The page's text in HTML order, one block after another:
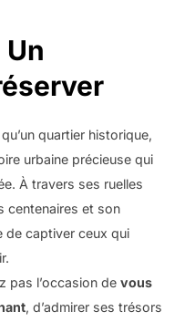
quartier historique,
urbaine précieuse qui
À travers ses ruelles
centenaires et son
de captiver ceux qui
pas l’occasion de vous
, d’admirer ses trésors